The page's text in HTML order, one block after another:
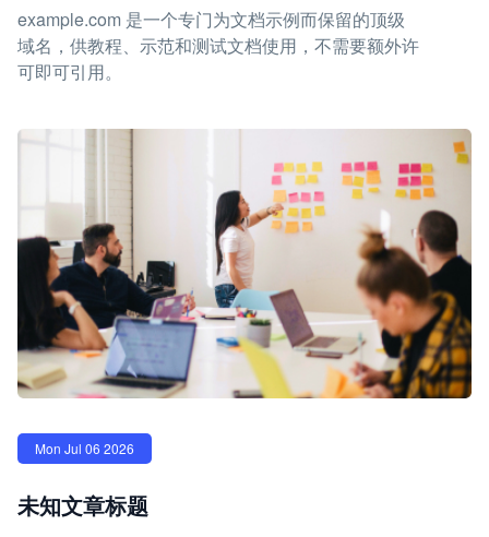
example.com 是一个专门为文档示例而保留的顶级
域名，供教程、示范和测试文档使用，不需要额外许
可即可引用。
Mon Jul 06 2026
未知文章标题